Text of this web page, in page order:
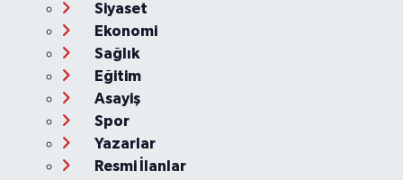
Siyaset
Ekonomi
Sağlık
Eğitim
Asayiş
Spor
Yazarlar
Resmi İlanlar